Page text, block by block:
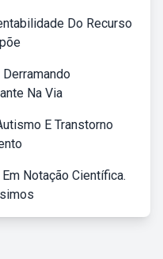
Do Recurso
Na Via
E Transtorno
Notação Científica.